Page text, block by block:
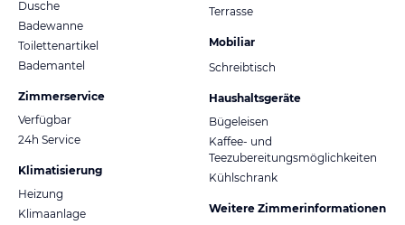
Dusche
Badewanne
Toilettenartikel
Bademantel
Zimmerservice
Verfügbar
24h Service
Klimatisierung
Heizung
Klimaanlage
Terrasse
Mobiliar
Schreibtisch
Haushaltsgeräte
Bügeleisen
Kaffee- und
Teezubereitungsmöglichkeiten
Kühlschrank
Weitere Zimmerinformationen